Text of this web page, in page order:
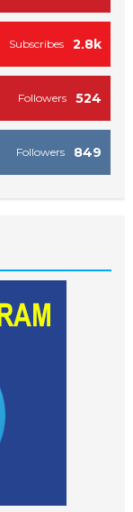
2.8k
Subscribes
524
Followers
849
Followers